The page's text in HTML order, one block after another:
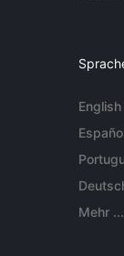
English
Mehr ...